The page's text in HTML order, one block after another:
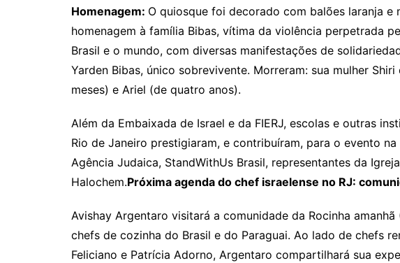
Homenagem: O quiosque foi decorado com balões laranja e
homenagem à família Bibas, vítima da violência perpetrada
Brasil e o mundo, com diversas manifestações de
Yarden Bibas, único sobrevivente. Morreram: sua mulher
meses) e Ariel (de quatro anos).
Além da Embaixada de Israel e da FIERJ, escolas e outras
Rio de Janeiro prestigiaram, e contribuíram, para o evento
Agência Judaica, StandWithUs Brasil, representantes da
Halochem.Próxima agenda do chef israelense no RJ:
Avishay Argentaro visitará a comunidade da Rocinha
chefs de cozinha do Brasil e do Paraguai. Ao lado de chefs
Feliciano e Patrícia Adorno, Argentaro compartilhará sua